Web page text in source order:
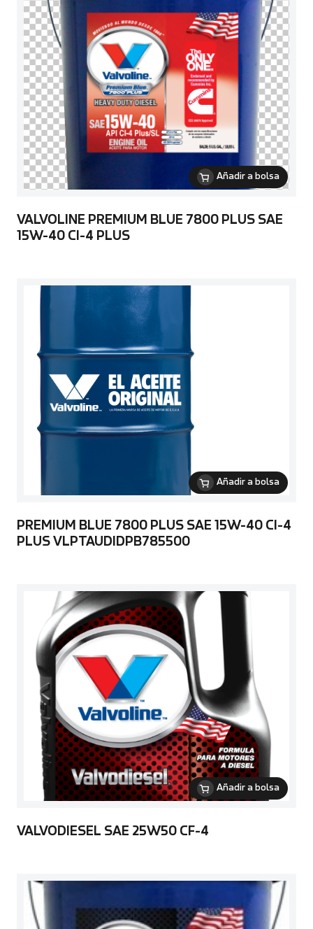
Añadir a bolsa
VALVOLINE PREMIUM BLUE 7800 PLUS SAE
15W-40 CI-4 PLUS
Añadir a bolsa
PREMIUM BLUE 7800 PLUS SAE 15W-40 CI-4
PLUS VLPTAUDIDPB785500
Añadir a bolsa
VALVODIESEL SAE 25W50 CF-4